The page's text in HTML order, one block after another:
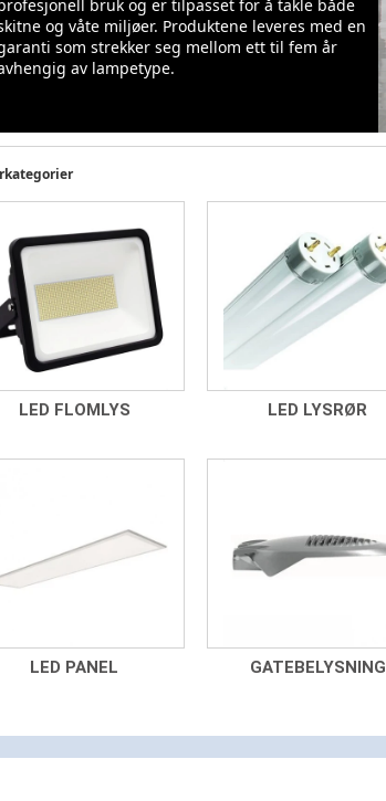
bruk og er tilpasset for å takle både
og våte miljøer. Produktene leveres med en
som strekker seg mellom ett til fem år
av lampetype.
LED FLOMLYS LED LYSRØR
LED PANEL GATEBELYSNING